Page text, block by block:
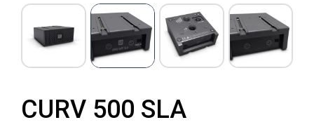
CURV 500 SLA